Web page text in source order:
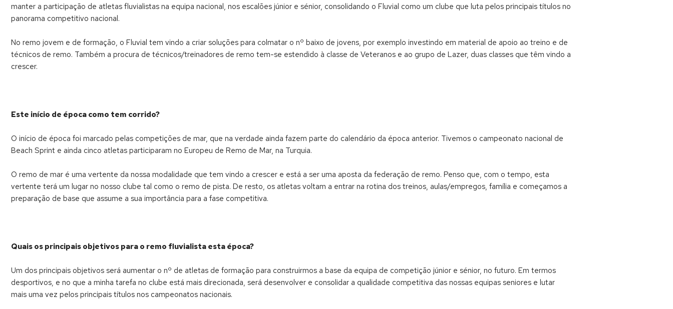
manter a participação de atletas fluvialistas na equipa nacional, nos escalões júnior e sénior, consolidando o Fluvial como um clube que luta pelos principais títulos no
panorama competitivo nacional.
No remo jovem e de formação, o Fluvial tem vindo a criar soluções para colmatar o nº baixo de jovens, por exemplo investindo em material de apoio ao treino e de
técnicos de remo. Também a procura de técnicos/treinadores de remo tem-se estendido à classe de Veteranos e ao grupo de Lazer, duas classes que têm vindo a
crescer.
Este início de época como tem corrido?
O início de época foi marcado pelas competições de mar, que na verdade ainda fazem parte do calendário da época anterior. Tivemos o campeonato nacional de
Beach Sprint e ainda cinco atletas participaram no Europeu de Remo de Mar, na Turquia.
O remo de mar é uma vertente da nossa modalidade que tem vindo a crescer e está a ser uma aposta da federação de remo. Penso que, com o tempo, esta
vertente terá um lugar no nosso clube tal como o remo de pista. De resto, os atletas voltam a entrar na rotina dos treinos, aulas/empregos, família e começamos a
preparação de base que assume a sua importância para a fase competitiva.
Quais os principais objetivos para o remo fluvialista esta época?
Um dos principais objetivos será aumentar o nº de atletas de formação para construirmos a base da equipa de competição júnior e sénior, no futuro. Em termos
desportivos, e no que a minha tarefa no clube está mais direcionada, será desenvolver e consolidar a qualidade competitiva das nossas equipas seniores e lutar
mais uma vez pelos principais títulos nos campeonatos nacionais.